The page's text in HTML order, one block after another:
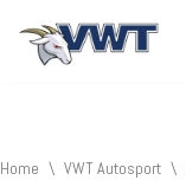
Home \ VWT Autosport \